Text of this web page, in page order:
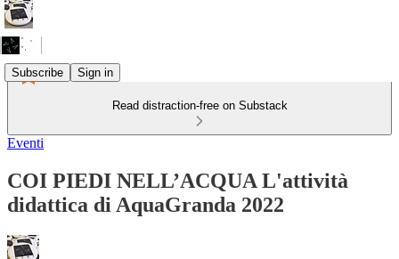
Subscribe Sign in
Read distraction-free on Substack
Eventi
COI PIEDI NELL’ACQUA L'attività
didattica di AquaGranda 2022